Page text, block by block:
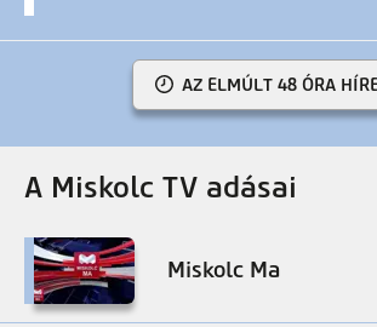
AZ ELMÚLT 48 ÓRA
A Miskolc TV adásai
Miskolc Ma